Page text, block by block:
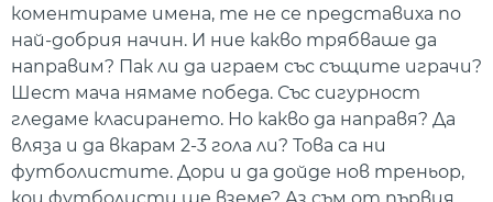
коментираме имена, те не се представиха по
най-добрия начин. И ние какво трябваше да
направим? Пак ли да играем със същите играчи?
Шест мача нямаме победа. Със сигурност
гледаме класирането. Но какво да направя? Да
вляза и да вкарам 2-3 гола ли? Това са ни
футболистите. Дори и да дойде нов треньор,